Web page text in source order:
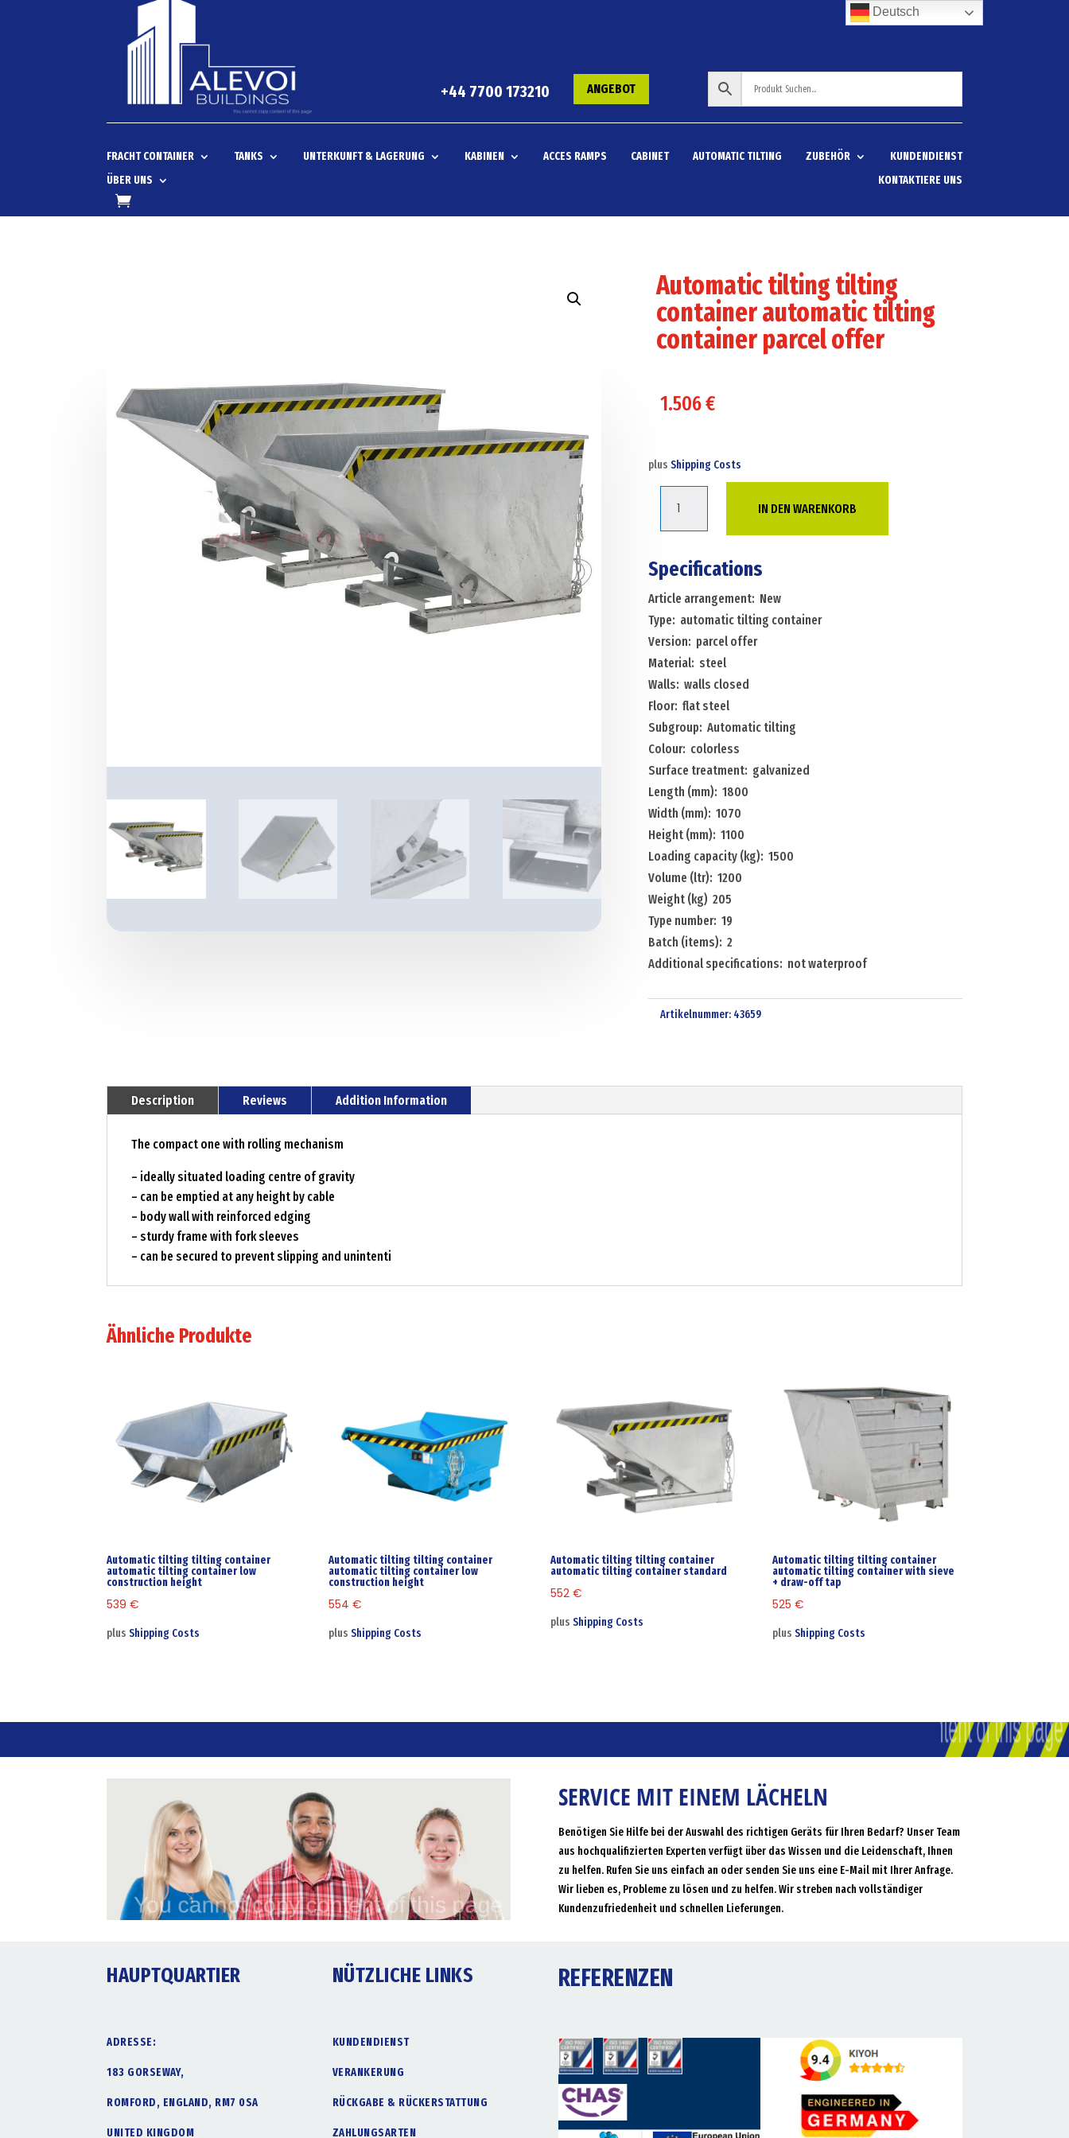
+44 7700 173210 ANGEBOT
FRACHT CONTAINER TANKS UNTERKUNFT & LAGERUNG KABINEN ACCES RAMPS CABINET AUTOMATIC TILTING ZUBEHÖR
KUNDENDIENST
ÜBER UNS
KONTAKTIERE UNS
Automatic tilting tilting
container automatic tilting
container parcel offer
1.506€
plus Shipping Costs
container
automatic
tilting
container
parcel
offer
Menge
IN DEN WARENKORB
Specifications
Article arrangement: New
Type: automatic tilting container
Version: parcel offer
Material: steel
Walls: walls closed
Floor: flat steel
Subgroup: Automatic tilting
Colour: colorless
Surface treatment: galvanized
Length (mm): 1800
Width (mm): 1070
Height (mm): 1100
Loading capacity (kg): 1500
Volume (ltr): 1200
Weight (kg) 205
Type number: 19
Batch (items): 2
Additional specifications: not waterproof
Artikelnummer: 43659
Description Reviews Addition Information
The compact one with rolling mechanism
– ideally situated loading centre of gravity
– can be emptied at any height by cable
– body wall with reinforced edging
– sturdy frame with fork sleeves
– can be secured to prevent slipping and unintenti
Ähnliche Produkte
Automatic tilting tilting container
automatic tilting container low
construction height
539€
plusShipping Costs
Automatic tilting tilting container
automatic tilting container low
construction height
554€
plusShipping Costs
Automatic tilting tilting container
automatic tilting container standard
552€
plusShipping Costs
Automatic tilting tilting container
automatic tilting container with sieve
+ draw-off tap
525€
plusShipping Costs
SERVICE MIT EINEM LÄCHELN
Benötigen Sie Hilfe bei der Auswahl des richtigen Geräts für Ihren Bedarf? Unser Team
aus hochqualifizierten Experten verfügt über das Wissen und die Leidenschaft, Ihnen
zu helfen. Rufen Sie uns einfach an oder senden Sie uns eine E-Mail mit Ihrer Anfrage.
Wir lieben es, Probleme zu lösen und zu helfen. Wir streben nach vollständiger
Kundenzufriedenheit und schnellen Lieferungen.
HAUPTQUARTIER
ADRESSE:
183 GORSEWAY,
ROMFORD, ENGLAND, RM7 0SA
UNITED KINGDOM
NÜTZLICHE LINKS
KUNDENDIENST
VERANKERUNG
RÜCKGABE & RÜCKERSTATTUNG
ZAHLUNGSARTEN
REFERENZEN
Deutsch